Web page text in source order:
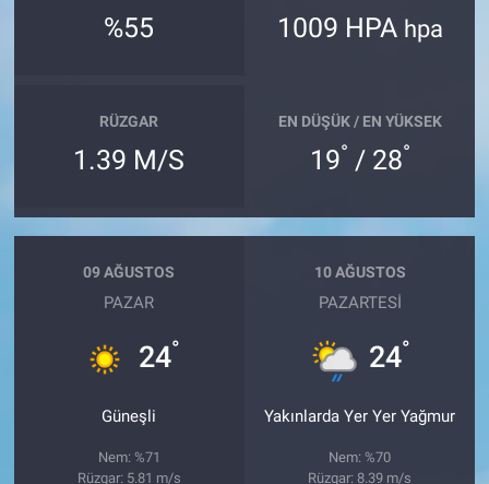
%55 1009 HPA hpa
RÜZGAR
1.39 M/S
EN DÜŞÜK / EN YÜKSEK
19° / 28°
09 AĞUSTOS
PAZAR
24°
Güneşli
Nem: %71
Rüzgar: 5.81 m/s
10 AĞUSTOS
PAZARTESI
24°
Yakınlarda Yer Yer Yağmur
Nem: %70
Rüzgar: 8.39 m/s